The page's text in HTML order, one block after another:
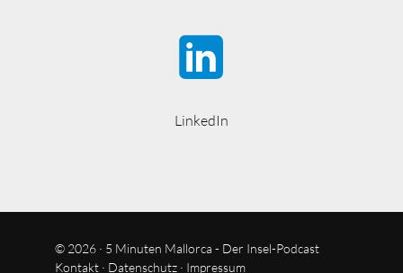
LinkedIn
© 2026 · 5 Minuten Mallorca - Der Insel-Podcast
Kontakt· Datenschutz· Impressum